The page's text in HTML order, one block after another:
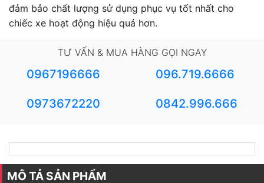
đảm bảo chất lượng sử dụng phục vụ tốt nhất cho
chiếc xe hoạt động hiệu quả hơn.
TƯ VẤN & MUA HÀNG GỌI NGAY
0967196666 096.719.6666
0973672220 0842.996.666
MÔ TẢ SẢN PHẨM